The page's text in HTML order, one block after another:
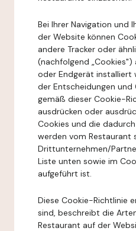
Bei Ihrer Navigation und
der Website können
andere Tracker oder
(nachfolgend
oder Endgerät installiert
der Entscheidungen und
gemäß dieser Cookie-
ausdrücken oder
Cookies und die
werden vom Restaurant
Drittunternehmen/
Liste unten sowie im
aufgeführt ist.
Diese Cookie-Richtlinie
sind, beschreibt die
Restaurant auf der